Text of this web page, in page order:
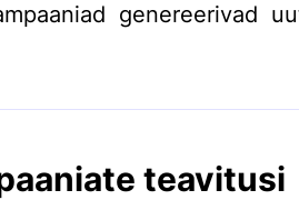
genereerivad
teavitusi